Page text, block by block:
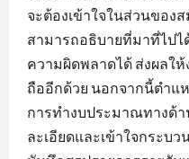
จะต้องเข้าใจในส่วนของ
สามารถอธิบายที่มาที่ไป
ความผิดพลาดได้ ส่งผลใ
ถืออีกด้วย นอกจากนี้ตำแ
การทำงบประมาณทางด้
ละเอียดและเข้าใจกระบ